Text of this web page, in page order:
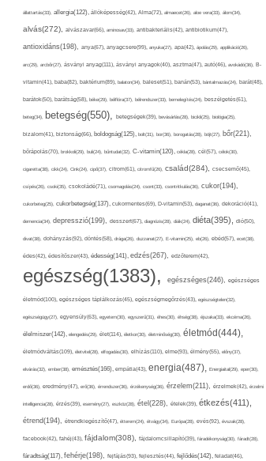
állattartás(33), allergia(122), állóképesség(42), Alma(72), almaecet(26), aloe vera(33), álom(34),
alvás(272), alvászavar(66), aminosav(33), antibakteriális(42), antibiotikum(47),
antioxidáns(198), anya(67), anyagcsere(99), anyuka(27), apa(42), ápolás(29), applikáció(26),
arc(29), arcbőr(27), ásványi anyag(111), ásványi anyagok(40), asztma(47), autó(46), avokádó(36), B-
vitamin(41), baba(82), baktérium(89), balaton(34), baleset(51), banán(53), bántalmazás(24), barát(48),
barátok(50), barátság(58), béke(29), bélflóra(37), bélrendszer(33), bemelegítés(24), beszélgetés(61),
beteg(34), betegség(550), betegségek(39), bevásárlás(28), bicikli(25), biológia(25),
bizalom(41), biztonság(66), boldogság(125), bolt(31), bor(36), borogatás(28), böjt(27), bőr(221),
bőrápolás(70), brokkoli(29), buli(24), bűntudat(32), C-vitamin(120), cékla(28), cél(57), célok(30),
cigaretta(38), cikk(24), Cink(24), cipő(37), citrom(61), citromfű(26), család(284), csecsemő(45),
csípés(26), csoki(35), csokoládé(71), csomagolás(24), csont(33), csontritkulás(36), cukor(194),
cukorbeteg(25), cukorbetegség(137), cukormentes(69), D-vitamin(53), daganat(36), dekoráció(41),
demencia(34), depresszió(199), desszert(67), diagnózis(28), diák(24), diéta(395), dió(50),
divat(38), dohányzás(92), döntés(58), drága(26), duzzanat(27), E-vitamin(25), eb(26), ebéd(57), ecet(38),
édes(42), édesítőszer(43), édesség(141), edzés(267), edzőterem(42),
egészség(1383), egészséges(246), egészséges
életmód(100), egészséges táplálkozás(45), egészségmegőrzés(43), egészségtelen(32),
egészségügy(27), egyensúly(63), egyetem(30), egyszerű(31), éhes(30), éhség(38), éjszaka(33), ekcéma(26),
élelmiszer(142), elengedés(29), élet(114), életkor(30), életminőség(30), életmód(444),
életmódváltás(109), életvitel(28), elfogadás(30), elhízás(110), elme(93), élmény(55), előny(37),
elvárás(32), ember(38), emésztés(166), empátia(43), energia(487), Energiaital(29), eper(30),
erdő(36), eredmény(47), erő(36), érrendszer(36), érzékenység(36), érzelem(211), érzelmek(42), érzelmi
intelligencia(28), érzés(39), esemény(27), eszköz(28), étel(228), ételek(39), étkezés(411),
étrend(194), étrendkiegészítő(47), étterem(24), étvágy(34), Európa(28), evés(92), évszak(28),
facebook(42), fahéj(43), fájdalom(308), fájdalomcsillapító(39), fáradékonyság(30), fáradt(28),
fáradtság(117), fehérje(198), fejfájás(93), fejlesztés(44), fejlődés(142), feladat(46),